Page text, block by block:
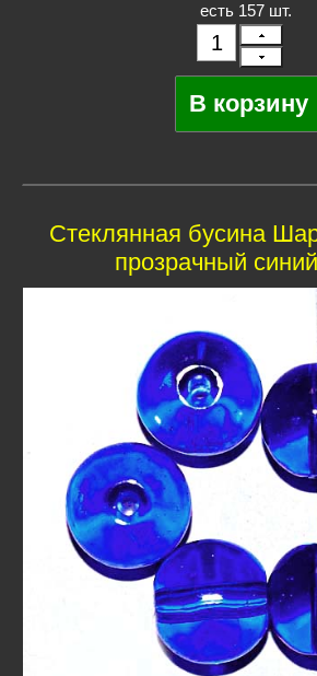
есть 157 шт.
Стеклянная бусина
прозрачный